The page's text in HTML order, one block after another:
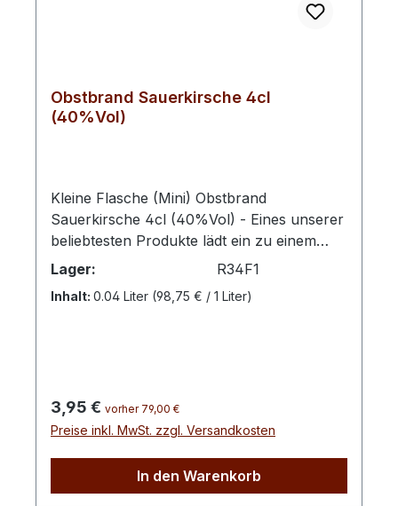
Obstbrand Sauerkirsche 4cl
(40%Vol)
Kleine Flasche (Mini) Obstbrand
Sauerkirsche 4cl (40%Vol) - Eines unserer
beliebtesten Produkte lädt ein zu einem
Spaziergang durch eine hocharomatische
Geschmackswelt. Dieser Obstbrand sorgt
für ein fruchtvolles prickeln und einen
unseren Obstbrand in Mecklenburg-
Vorpommern. Sie wächst bevorzugt auf
basenreichen, sandigen Lehmböden. Die
Sauerkirsche ist eine wunderbare
Lager: R34F1
Inhalt: 0.04 Liter (98,75 € / 1 Liter)
Regulärer Preis:
3,95 € vorher 79,00 €
Preise inkl. MwSt. zzgl. Versandkosten
In den Warenkorb